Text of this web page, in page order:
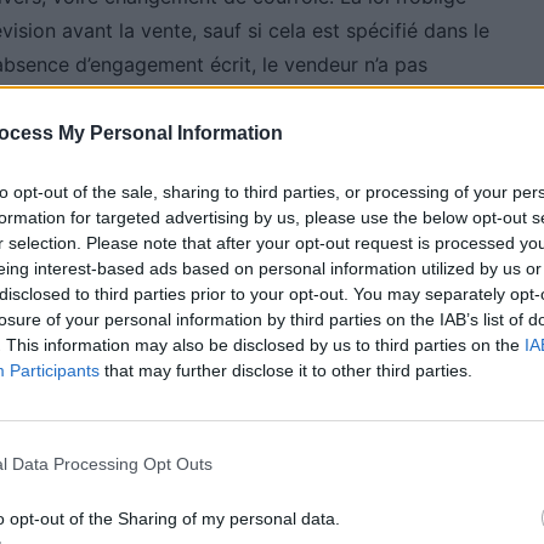
My Personal Information
opt-out of the sale, sharing to third parties, or processing of your
for targeted advertising by us, please use the below opt-out
selection. Please note that after your opt-out request is processed
interest-based ads based on personal information utilized by us
to third parties prior to your opt-out. You may separately
of your personal information by third parties on the IAB’s list of
This information may also be disclosed by us to third parties on the
Participants that may further disclose it to other third parties.
Data Processing Opt Outs
opt-out of the Sharing of my personal data.
avant la vente, sauf si cela est spécifié dans le
d’engagement écrit, le vendeur n’a pas
professionnel
de véhicules d’occasion. Le professionnel doit
kilométrage et le prix, toutes taxes comprises. Lors
: le certificat de cession, la carte grise barrée et
certificat de non-gage), ainsi qu’un contrôle
4 ans.
et de conseil concernant l’état du véhicule. En
couvre le véhicule pendant deux ans à partir
de la vente. La garantie contre les vices